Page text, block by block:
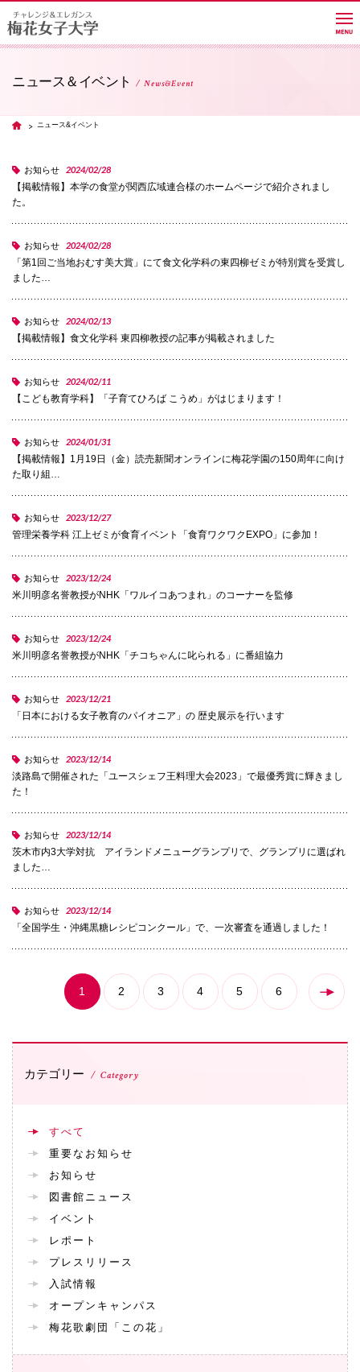
キャンパスライフ
進路・就職
国際交流
産学連携
072-643-6221
入試広報部
072-643-6566
お問い合わせ 交通アクセス サイトマップ English
ニュース＆イベント News&Event
TOP ニュース&イベント
お知らせ 2024/02/28
【掲載情報】本学の食堂が関西広域連合様のホームページで紹介されまし
た。
お知らせ 2024/02/28
「第1回ご当地おむす美大賞」にて食文化学科の東四柳ゼミが特別賞を受賞し
ました…
お知らせ 2024/02/13
【掲載情報】食文化学科 東四柳教授の記事が掲載されました
お知らせ 2024/02/11
【こども教育学科】「子育てひろば こうめ」がはじまります！
お知らせ 2024/01/31
【掲載情報】1月19日（金）読売新聞オンラインに梅花学園の150周年に向け
た取り組…
お知らせ 2023/12/27
管理栄養学科 江上ゼミが食育イベント「食育ワクワクEXPO」に参加！
お知らせ 2023/12/24
米川明彦名誉教授がNHK「ワルイコあつまれ」のコーナーを監修
お知らせ 2023/12/24
米川明彦名誉教授がNHK「チコちゃんに叱られる」に番組協力
お知らせ 2023/12/21
「日本における女子教育のパイオニア」の 歴史展示を行います
お知らせ 2023/12/14
淡路島で開催された「ユースシェフ王料理大会2023」で最優秀賞に輝きまし
た！
お知らせ 2023/12/14
茨木市内3大学対抗 アイランドメニューグランプリで、グランプリに選ばれ
ました…
お知らせ 2023/12/14
「全国学生・沖縄黒糖レシピコンクール」で、一次審査を通過しました！
1 2 3 4 5 6
カテゴリー Category
すべて
重要なお知らせ
お知らせ
図書館ニュース
イベント
レポート
プレスリリース
入試情報
オープンキャンパス
梅花歌劇団「この花」